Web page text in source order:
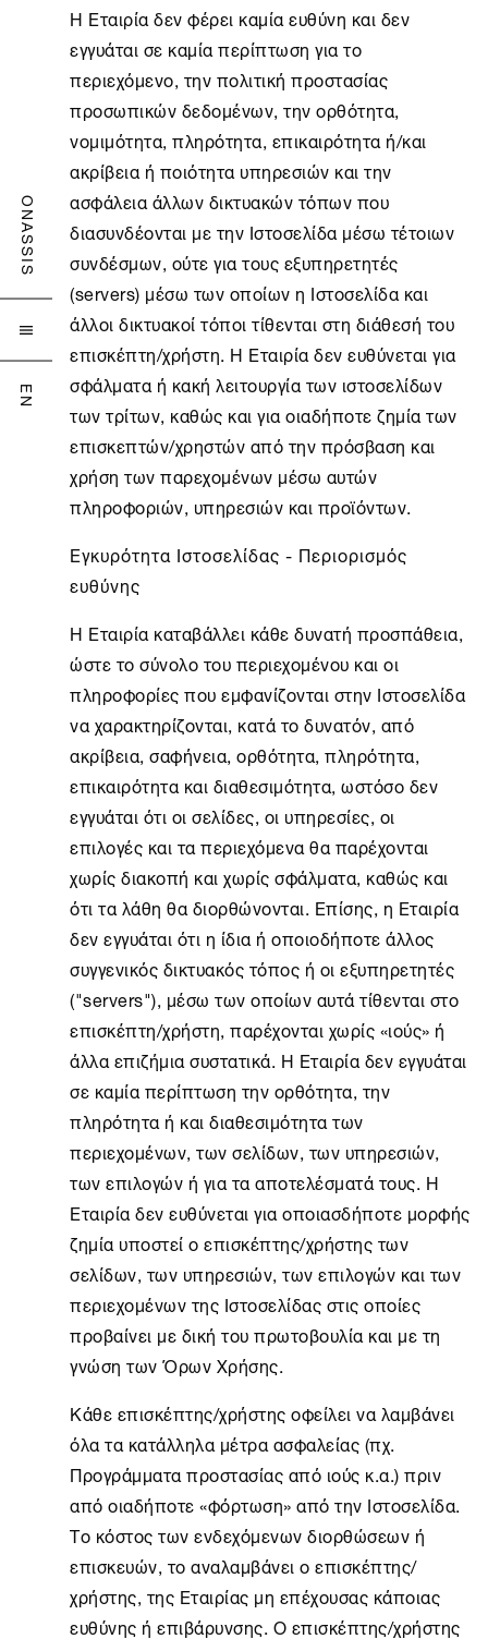
ONASSIS

EN
Η Εταιρία δεν φέρει καμία ευθύνη και δεν
εγγυάται σε καμία περίπτωση για το
περιεχόμενο, την πολιτική προστασίας
προσωπικών δεδομένων, την ορθότητα,
νομιμότητα, πληρότητα, επικαιρότητα ή/και
ακρίβεια ή ποιότητα υπηρεσιών και την
ασφάλεια άλλων δικτυακών τόπων που
διασυνδέονται με την Ιστοσελίδα μέσω τέτοιων
συνδέσμων, ούτε για τους εξυπηρετητές
(servers) μέσω των οποίων η Ιστοσελίδα και
άλλοι δικτυακοί τόποι τίθενται στη διάθεσή του
επισκέπτη/χρήστη. Η Εταιρία δεν ευθύνεται για
σφάλματα ή κακή λειτουργία των ιστοσελίδων
των τρίτων, καθώς και για οιαδήποτε ζημία των
επισκεπτών/χρηστών από την πρόσβαση και
χρήση των παρεχομένων μέσω αυτών
πληροφοριών, υπηρεσιών και προϊόντων.
Εγκυρότητα Ιστοσελίδας - Περιορισμός
ευθύνης
Η Εταιρία καταβάλλει κάθε δυνατή προσπάθεια,
ώστε το σύνολο του περιεχομένου και οι
πληροφορίες που εμφανίζονται στην Ιστοσελίδα
να χαρακτηρίζονται, κατά το δυνατόν, από
ακρίβεια, σαφήνεια, ορθότητα, πληρότητα,
επικαιρότητα και διαθεσιμότητα, ωστόσο δεν
εγγυάται ότι οι σελίδες, οι υπηρεσίες, οι
επιλογές και τα περιεχόμενα θα παρέχονται
χωρίς διακοπή και χωρίς σφάλματα, καθώς και
ότι τα λάθη θα διορθώνονται. Επίσης, η Εταιρία
δεν εγγυάται ότι η ίδια ή οποιοδήποτε άλλος
συγγενικός δικτυακός τόπος ή οι εξυπηρετητές
("servers"), μέσω των οποίων αυτά τίθενται στο
επισκέπτη/χρήστη, παρέχονται χωρίς «ιούς» ή
άλλα επιζήμια συστατικά. Η Εταιρία δεν εγγυάται
σε καμία περίπτωση την ορθότητα, την
πληρότητα ή και διαθεσιμότητα των
περιεχομένων, των σελίδων, των υπηρεσιών,
των επιλογών ή για τα αποτελέσματά τους. Η
Εταιρία δεν ευθύνεται για οποιασδήποτε μορφής
ζημία υποστεί ο επισκέπτης/χρήστης των
σελίδων, των υπηρεσιών, των επιλογών και των
περιεχομένων της Ιστοσελίδας στις οποίες
προβαίνει με δική του πρωτοβουλία και με τη
γνώση των Όρων Χρήσης.
Κάθε επισκέπτης/χρήστης οφείλει να λαμβάνει
όλα τα κατάλληλα μέτρα ασφαλείας (πχ.
Προγράμματα προστασίας από ιούς κ.α.) πριν
από οιαδήποτε «φόρτωση» από την Ιστοσελίδα.
Το κόστος των ενδεχόμενων διορθώσεων ή
επισκευών, το αναλαμβάνει ο επισκέπτης/
χρήστης, της Εταιρίας μη επέχουσας κάποιας
ευθύνης ή επιβάρυνσης. Ο επισκέπτης/χρήστης